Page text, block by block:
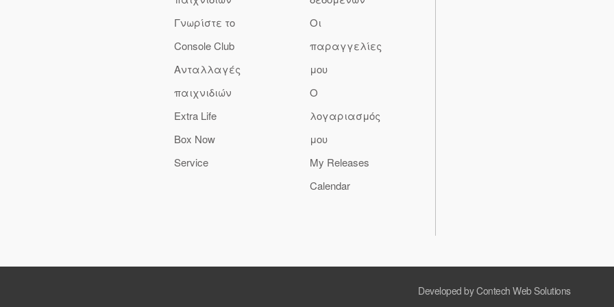
Γνωρίστε το
Console Club
Ανταλλαγές
παιχνιδιών
Extra Life
Box Now
Service
Οι
παραγγελίες
μου
Ο
λογαριασμός
μου
My Releases
Calendar
Developed by Contech Web Solutions